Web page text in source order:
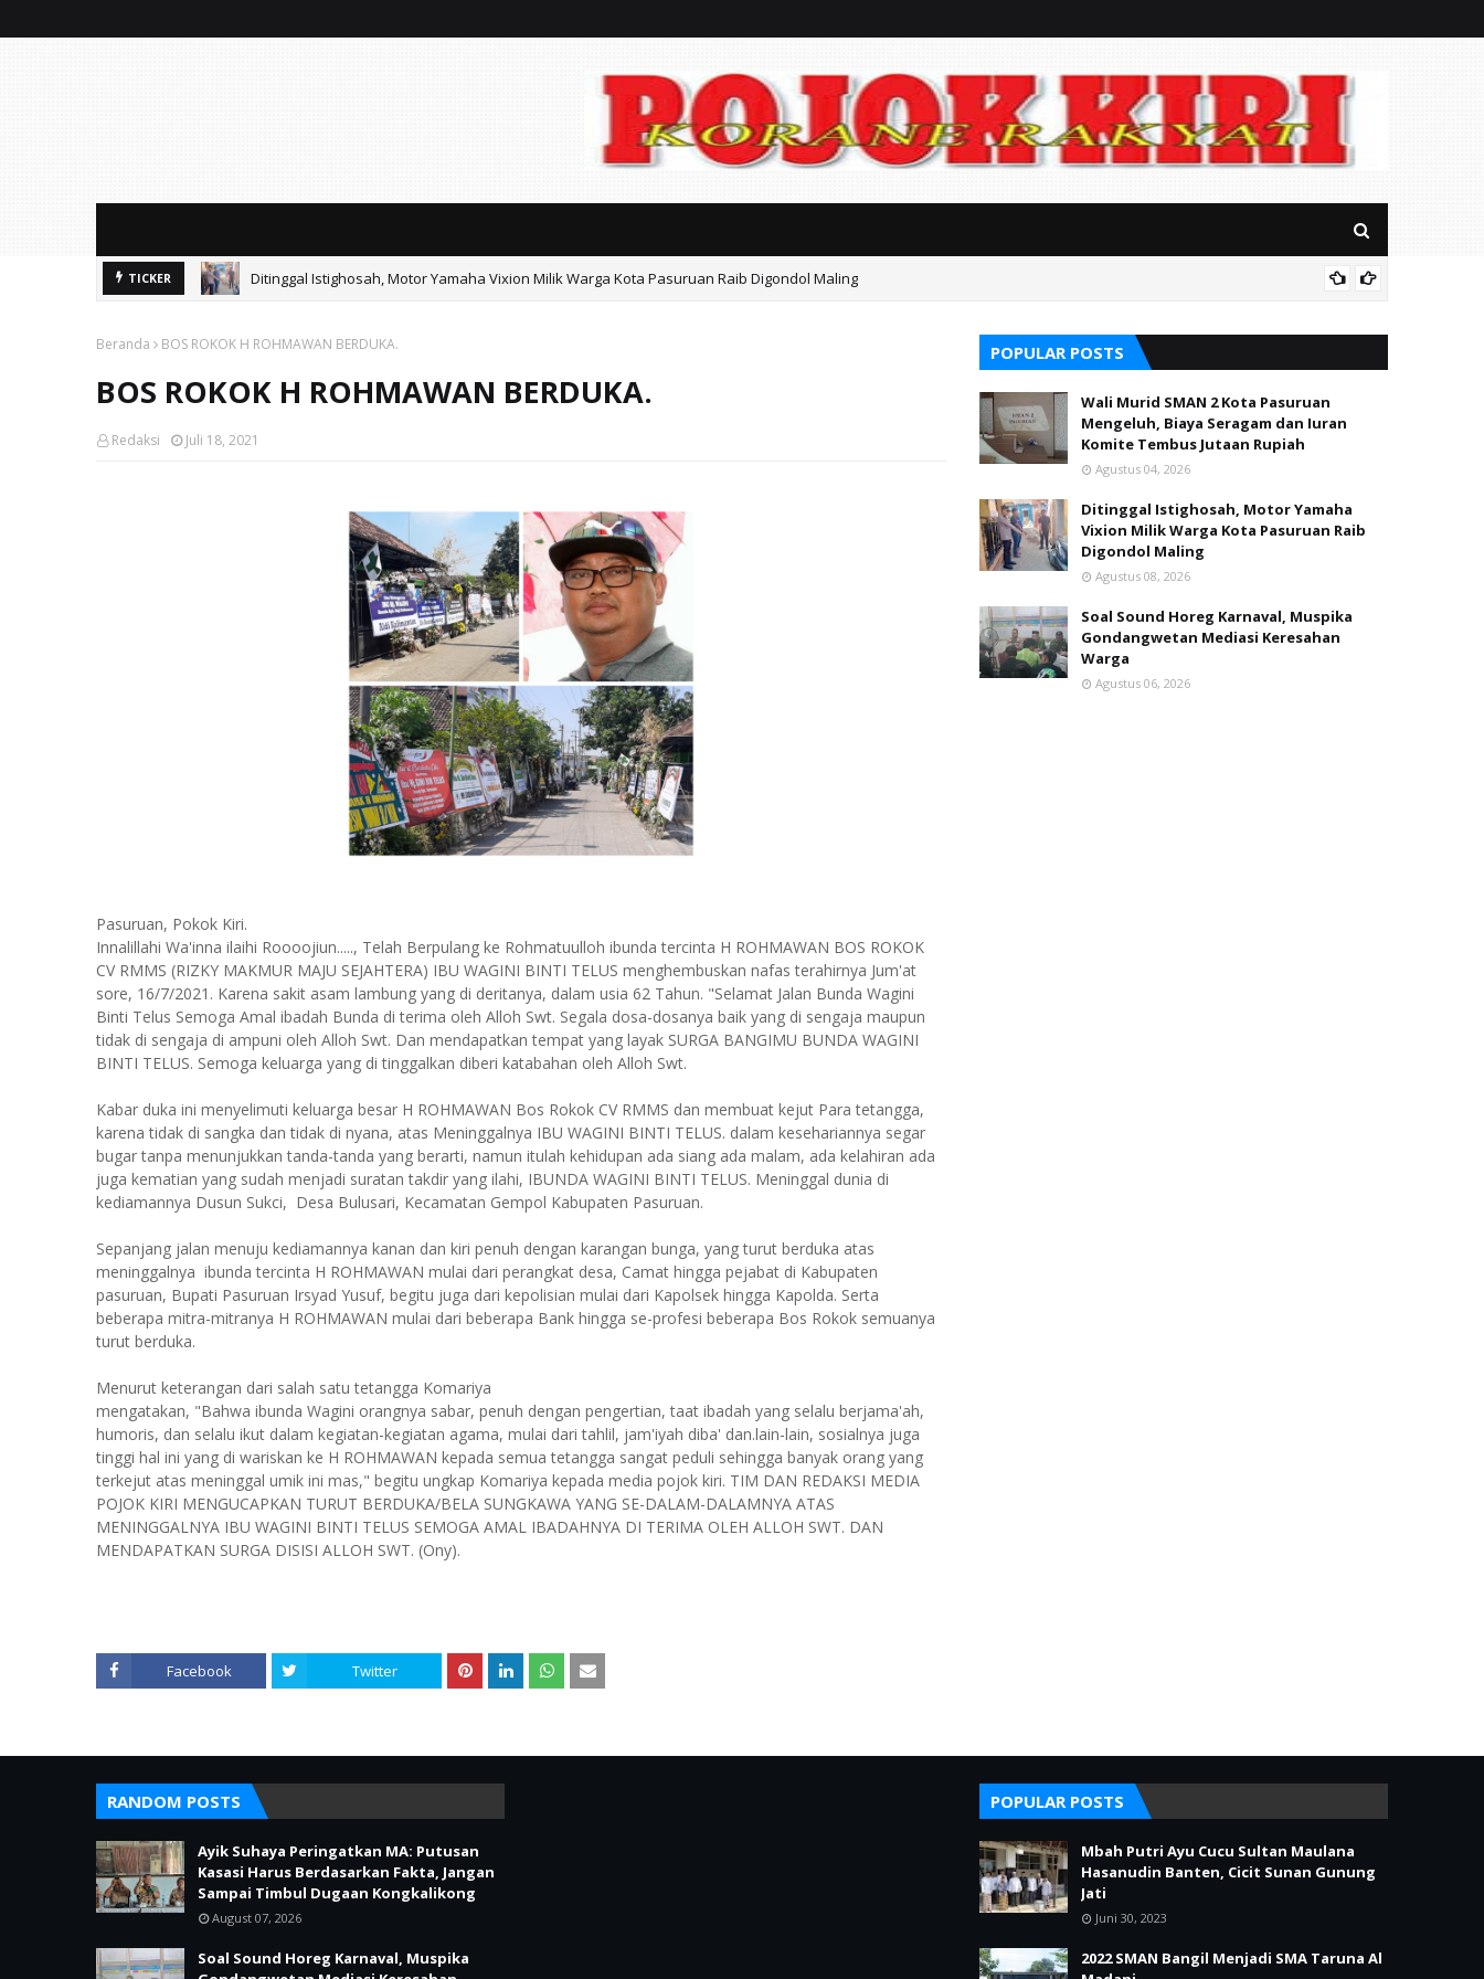
TICKER
Ditinggal Istighosah, Motor Yamaha Vixion Milik Warga Kota Pasuruan Raib Digondol Maling
Beranda BOS ROKOK H ROHMAWAN BERDUKA.
BOS ROKOK H ROHMAWAN BERDUKA.
Redaksi Juli 18, 2021
Pasuruan, Pokok Kiri.
Innalillahi Wa'inna ilaihi Roooojiun....., Telah Berpulang ke Rohmatuulloh ibunda tercinta H ROHMAWAN BOS ROKOK
CV RMMS (RIZKY MAKMUR MAJU SEJAHTERA) IBU WAGINI BINTI TELUS menghembuskan nafas terahirnya Jum'at
sore, 16/7/2021. Karena sakit asam lambung yang di deritanya, dalam usia 62 Tahun. "Selamat Jalan Bunda Wagini
Binti Telus Semoga Amal ibadah Bunda di terima oleh Alloh Swt. Segala dosa-dosanya baik yang di sengaja maupun
tidak di sengaja di ampuni oleh Alloh Swt. Dan mendapatkan tempat yang layak SURGA BANGIMU BUNDA WAGINI
BINTI TELUS. Semoga keluarga yang di tinggalkan diberi katabahan oleh Alloh Swt.
Kabar duka ini menyelimuti keluarga besar H ROHMAWAN Bos Rokok CV RMMS dan membuat kejut Para tetangga,
karena tidak di sangka dan tidak di nyana, atas Meninggalnya IBU WAGINI BINTI TELUS. dalam kesehariannya segar
bugar tanpa menunjukkan tanda-tanda yang berarti, namun itulah kehidupan ada siang ada malam, ada kelahiran ada
juga kematian yang sudah menjadi suratan takdir yang ilahi, IBUNDA WAGINI BINTI TELUS. Meninggal dunia di
kediamannya Dusun Sukci, Desa Bulusari, Kecamatan Gempol Kabupaten Pasuruan.
Sepanjang jalan menuju kediamannya kanan dan kiri penuh dengan karangan bunga, yang turut berduka atas
meninggalnya ibunda tercinta H ROHMAWAN mulai dari perangkat desa, Camat hingga pejabat di Kabupaten
pasuruan, Bupati Pasuruan Irsyad Yusuf, begitu juga dari kepolisian mulai dari Kapolsek hingga Kapolda. Serta
beberapa mitra-mitranya H ROHMAWAN mulai dari beberapa Bank hingga se-profesi beberapa Bos Rokok semuanya
turut berduka.
Menurut keterangan dari salah satu tetangga Komariya
mengatakan, "Bahwa ibunda Wagini orangnya sabar, penuh dengan pengertian, taat ibadah yang selalu berjama'ah,
humoris, dan selalu ikut dalam kegiatan-kegiatan agama, mulai dari tahlil, jam'iyah diba' dan.lain-lain, sosialnya juga
tinggi hal ini yang di wariskan ke H ROHMAWAN kepada semua tetangga sangat peduli sehingga banyak orang yang
terkejut atas meninggal umik ini mas," begitu ungkap Komariya kepada media pojok kiri. TIM DAN REDAKSI MEDIA
POJOK KIRI MENGUCAPKAN TURUT BERDUKA/BELA SUNGKAWA YANG SE-DALAM-DALAMNYA ATAS
MENINGGALNYA IBU WAGINI BINTI TELUS SEMOGA AMAL IBADAHNYA DI TERIMA OLEH ALLOH SWT. DAN
MENDAPATKAN SURGA DISISI ALLOH SWT. (Ony).
Facebook Twitter
POPULAR POSTS
Wali Murid SMAN 2 Kota Pasuruan
Mengeluh, Biaya Seragam dan Iuran
Komite Tembus Jutaan Rupiah
Agustus 04, 2026
Ditinggal Istighosah, Motor Yamaha
Vixion Milik Warga Kota Pasuruan Raib
Digondol Maling
Agustus 08, 2026
Soal Sound Horeg Karnaval, Muspika
Gondangwetan Mediasi Keresahan
Warga
Agustus 06, 2026
RANDOM POSTS
Ayik Suhaya Peringatkan MA: Putusan
Kasasi Harus Berdasarkan Fakta, Jangan
Sampai Timbul Dugaan Kongkalikong
August 07, 2026
Soal Sound Horeg Karnaval, Muspika
POPULAR POSTS
Mbah Putri Ayu Cucu Sultan Maulana
Hasanudin Banten, Cicit Sunan Gunung
Jati
Juni 30, 2023
2022 SMAN Bangil Menjadi SMA Taruna Al